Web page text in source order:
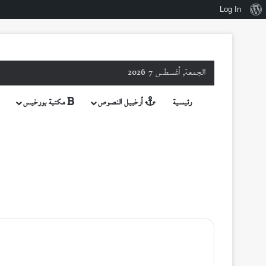
نبذةLog In
الجمعة, أغسطس 7 2026
رئيسية أرخبيل النصوص مكتبة بورخيس